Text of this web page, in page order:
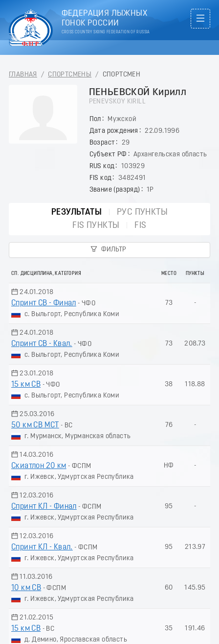
ФЕДЕРАЦИЯ ЛЫЖНЫХ
ГОНОК РОССИИ
CROSS COUNTRY SKIING FEDERATION OF RUSSIA
ГЛАВНАЯ / СПОРТСМЕНЫ / СПОРТСМЕН
ПЕНЬЕВСКОЙ Кирилл
PENEVSKOY KIRILL
Пол
Мужской
Дата рождения
22.09.1996
Возраст
29
Субъект РФ
Архангельская область
RUS код
103929
FIS код
3482491
Звание (разряд)
1Р
РЕЗУЛЬТАТЫ
РУС ПУНКТЫ
FIS ПУНКТЫ
FIS
ФИЛЬТР
СП. ДИСЦИПЛИНА, КАТЕГОРИЯ МЕСТО ПУНКТЫ
24.01.2018
Спринт СВ - Финал - ЧФО
с. Выльгорт, Республика Коми
73 -
24.01.2018
Спринт СВ - Квал. - ЧФО
с. Выльгорт, Республика Коми
73 208.73
23.01.2018
15 км СВ - ЧФО
с. Выльгорт, Республика Коми
38 118.88
25.03.2016
50 км СВ МСТ
- ВС
г. Мурманск, Мурманская область
76 -
14.03.2016
Скиатлон 20 км - ФСПМ
г. Ижевск, Удмуртская Республика
НФ -
12.03.2016
Спринт КЛ - Финал - ФСПМ
г. Ижевск, Удмуртская Республика
95 -
12.03.2016
Спринт КЛ - Квал. - ФСПМ
г. Ижевск, Удмуртская Республика
95 213.97
11.03.2016
10 км СВ - ФСПМ
г. Ижевск, Удмуртская Республика
60 145.95
21.02.2015
15 км СВ - ВС
д. Демино, Ярославская область
35 191.46